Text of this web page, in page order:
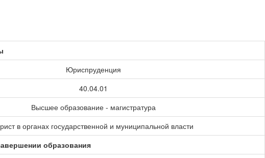
Юриспруденция
40.04.01
Высшее образование - магистратура
в органах государственной и муниципальной власти
образования